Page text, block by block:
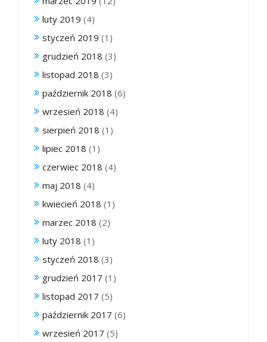
luty 2019 (4)
styczeń 2019 (1)
grudzień 2018 (3)
listopad 2018 (3)
październik 2018 (6)
wrzesień 2018 (4)
sierpień 2018 (1)
lipiec 2018 (1)
czerwiec 2018 (4)
maj 2018 (4)
kwiecień 2018 (1)
marzec 2018 (2)
luty 2018 (1)
styczeń 2018 (3)
grudzień 2017 (1)
listopad 2017 (5)
październik 2017 (6)
wrzesień 2017 (5)